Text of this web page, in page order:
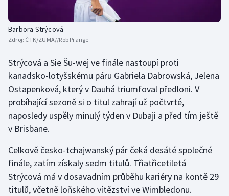
Ostatní
Barbora Strýcová
Zdroj: ČTK/ZUMA//Rob Prange
Strýcová a Sie Šu-wej ve finále nastoupí proti
kanadsko-lotyšskému páru Gabriela Dabrowská, Jelena
Ostapenková, který v Dauhá triumfoval předloni. V
probíhající sezoně si o titul zahrají už počtvrté,
naposledy uspěly minulý týden v Dubaji a před tím ještě
v Brisbane.
Celkově česko-tchajwanský pár čeká desáté společné
finále, zatím získaly sedm titulů. Třiatřicetiletá
Strýcová má v dosavadním průběhu kariéry na kontě 29
titulů, včetně loňského vítězství ve Wimbledonu.